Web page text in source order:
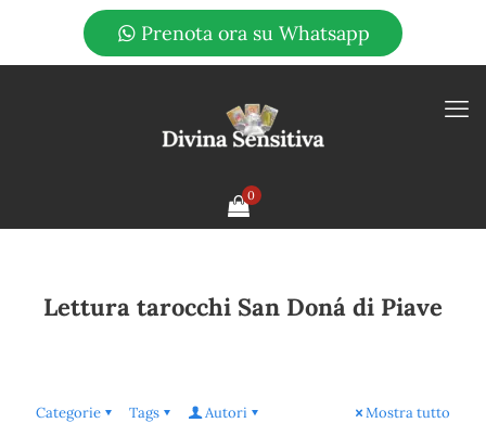
Prenota ora su Whatsapp
0
Lettura tarocchi San Doná di Piave
Categorie Tags Autori Mostra tutto